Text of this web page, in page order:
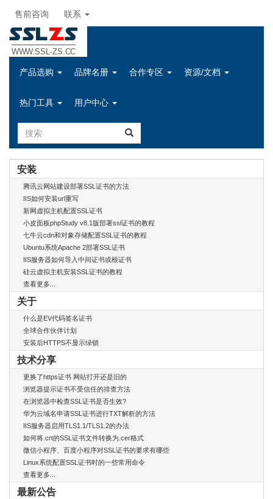
售前咨询 联系
SSLZS
WWW.SSL-ZS.CC
产品选购 品牌名册 合作专区 资源/文档
热门工具 用户中心
安装
腾讯云网站建设部署SSL证书的方法
IIS如何安装url重写
新网虚拟主机配置SSL证书
小皮面板phpStudy v8.1版部署ssl证书的教程
七牛云cdn和对象存储配置SSL证书的教程
Ubuntu系统Apache 2部署SSL证书
IIS服务器如何导入中间证书或根证书
硅云虚拟主机安装SSL证书的教程
查看更多...
关于
什么是EV代码签名证书
全球合作伙伴计划
安装后HTTPS不显示绿锁
技术分享
更换了https证书 网站打开还是旧的
浏览器提示证书不受信任的排查方法
在浏览器中检查SSL证书是否生效?
华为云域名申请SSL证书进行TXT解析的方法
IIS服务器启用TLS1.1/TLS1.2的办法
如何将.crt的SSL证书文件转换为.cer格式
微信小程序、百度小程序对SSL证书的要求有哪些
Linux系统配置SSL证书时的一些常用命令
查看更多...
最新公告